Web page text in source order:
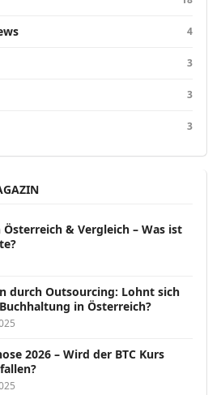
4
3
3
3
Österreich & Vergleich – Was ist
durch Outsourcing: Lohnt sich
in Österreich?
2026 – Wird der BTC Kurs